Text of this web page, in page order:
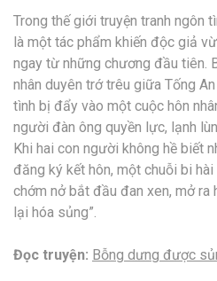
Trong thế giới truyện tranh ngôn
là một tác phẩm khiến độc giả
ngay từ những chương đầu tiên.
nhân duyên trớ trêu giữa Tống
tình bị đẩy vào một cuộc hôn
người đàn ông quyền lực, lạnh
Khi hai con người không hề biết
đăng ký kết hôn, một chuỗi bi
chớm nở bắt đầu đan xen, mở ra
lại hóa sủng”.
Đọc truyện: Bỗng dưng được